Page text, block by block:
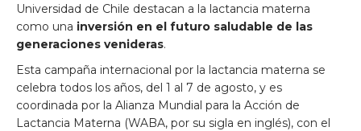
Universidad de Chile destacan a la lactancia materna
como una inversión en el futuro saludable de las
generaciones venideras.
Esta campaña internacional por la lactancia materna se
celebra todos los años, del 1 al 7 de agosto, y es
coordinada por la Alianza Mundial para la Acción de
Lactancia Materna (WABA, por su sigla en inglés), con el